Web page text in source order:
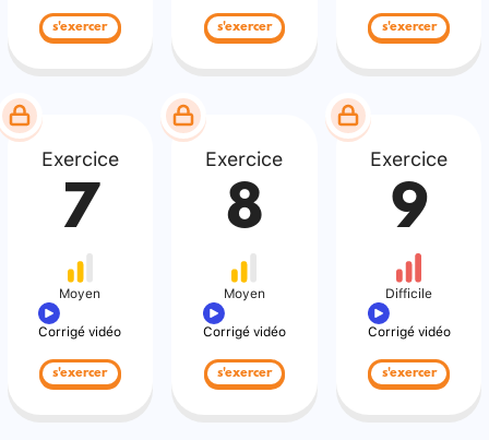
s'exercer s'exercer s'exercer
Exercice
7
Moyen
Corrigé vidéo
s'exercer
Exercice
8
Moyen
Corrigé vidéo
s'exercer
Exercice
9
Difficile
Corrigé vidéo
s'exercer